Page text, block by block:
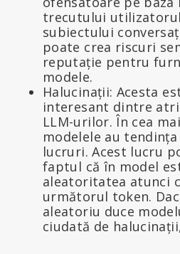
trecutului
subiectului
poate crea riscuri
reputație pentru
modele.
Halucinații: Acesta
interesant dintre
LLM-urilor. În cea
modelele au
lucruri. Acest lucru
faptul că în model
aleatoritatea atunci
următorul token.
aleatoriu duce
ciudată de